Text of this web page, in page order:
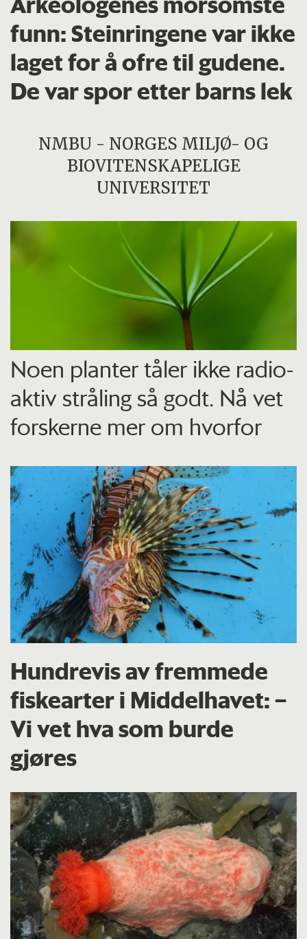
funn: Steinringene var ikke
laget for å ofre til gudene.
De var spor etter barns lek
NMBU - NORGES MILJØ- OG
BIOVITENSKAPELIGE
UNIVERSITET
Noen planter tåler ikke radio­
aktiv stråling så godt. Nå vet
forskerne mer om hvorfor
Hundrevis av fremmede
fiskearter i Middelhavet: –
Vi vet hva som burde
gjøres